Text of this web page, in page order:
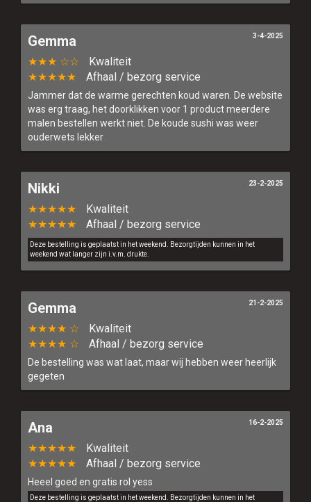
Gemma
★★★ ☆☆
Kwaliteit
★★★★★
Afhaal / bezorg service
Jammer dat de warme gerechten koud waren. De website
was erg traag, het doorklikken voor 1 product meerdere
malen bestellen werkt niet. De koude sushi was weer
ouderwets lekker
3-4-2025
Nikki
★★★★★
Kwaliteit
★★★★★
Afhaal / bezorg service
Deze bestelling is geplaatst in het weekend. Bezorgtijden kunnen in het
weekend wat langer zijn i.v.m. drukte.
23-2-2025
Gemma
★★★★ ☆
Kwaliteit
★★★★ ☆
Afhaal / bezorg service
De bestelling was wat laat, maar wij hebben weer heerlijk
gegeten
21-2-2025
Ana
★★★★★
Kwaliteit
★★★★★
Afhaal / bezorg service
Heeel goed en gratis rol yess
Deze bestelling is geplaatst in het weekend. Bezorgtijden kunnen in het
16-2-2025